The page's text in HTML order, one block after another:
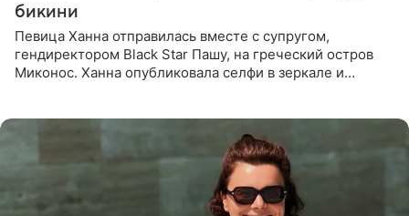
бикини
Певица Ханна отправилась вместе с супругом,
гендиректором Black Star Пашу, на греческий остров
Миконос. Ханна опубликовала селфи в зеркале и